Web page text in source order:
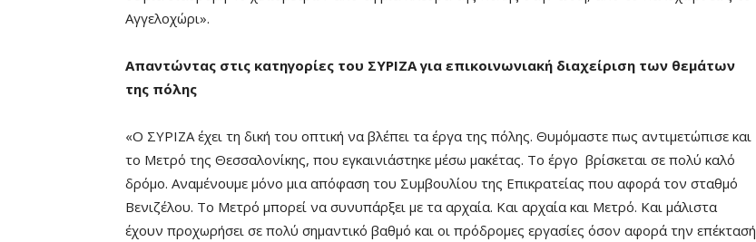
Αγγελοχώρι».
Απαντώντας στις κατηγορίες του ΣΥΡΙΖΑ για επικοινωνιακή διαχείριση των θεμάτων
της πόλης
«Ο ΣΥΡΙΖΑ έχει τη δική του οπτική να βλέπει τα έργα της πόλης. Θυμόμαστε πως αντιμετώπισε και
το Μετρό της Θεσσαλονίκης, που εγκαινιάστηκε μέσω μακέτας. Το έργο βρίσκεται σε πολύ καλό
δρόμο. Αναμένουμε μόνο μια απόφαση του Συμβουλίου της Επικρατείας που αφορά τον σταθμό
Βενιζέλου. Το Μετρό μπορεί να συνυπάρξει με τα αρχαία. Και αρχαία και Μετρό. Και μάλιστα
έχουν προχωρήσει σε πολύ σημαντικό βαθμό και οι πρόδρομες εργασίες όσον αφορά την επέκτασή